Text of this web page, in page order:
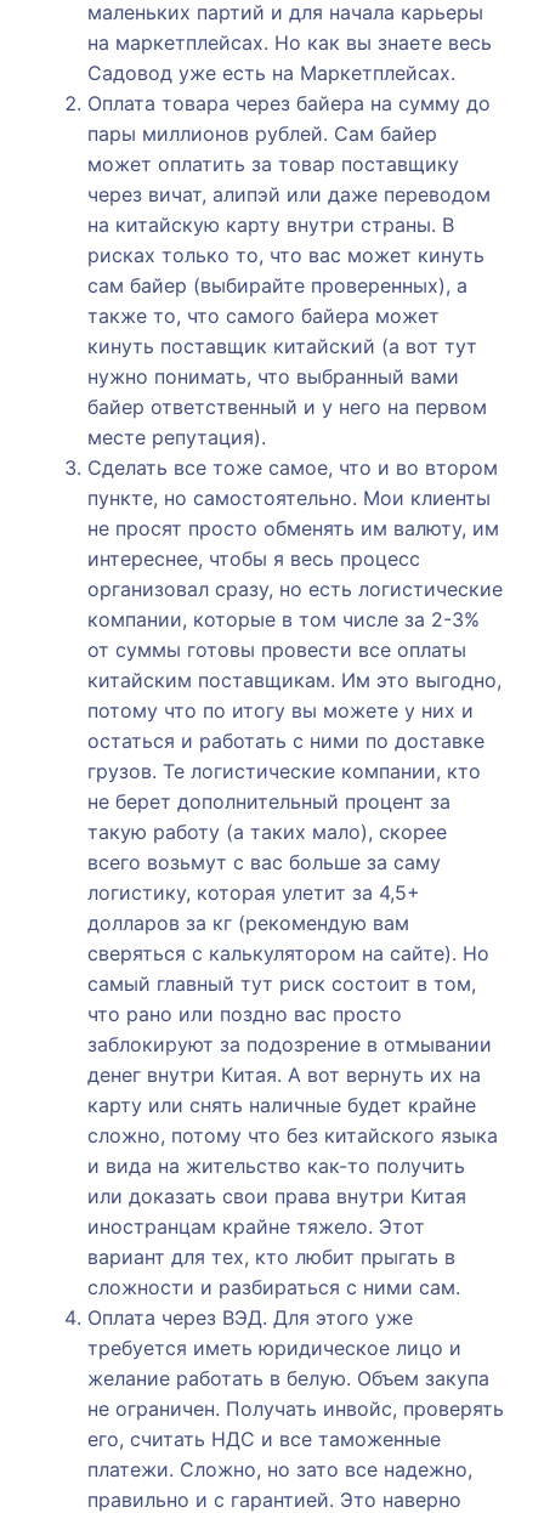
маленьких партий и для начала карьеры
на маркетплейсах. Но как вы знаете весь
Садовод уже есть на Маркетплейсах.
Оплата товара через байера на сумму до
пары миллионов рублей. Сам байер
может оплатить за товар поставщику
через вичат, алипэй или даже переводом
на китайскую карту внутри страны. В
рисках только то, что вас может кинуть
сам байер (выбирайте проверенных), а
также то, что самого байера может
кинуть поставщик китайский (а вот тут
нужно понимать, что выбранный вами
байер ответственный и у него на первом
месте репутация).
Сделать все тоже самое, что и во втором
пункте, но самостоятельно. Мои клиенты
не просят просто обменять им валюту, им
интереснее, чтобы я весь процесс
организовал сразу, но есть логистические
компании, которые в том числе за 2-3%
от суммы готовы провести все оплаты
китайским поставщикам. Им это выгодно,
потому что по итогу вы можете у них и
остаться и работать с ними по доставке
грузов. Те логистические компании, кто
не берет дополнительный процент за
такую работу (а таких мало), скорее
всего возьмут с вас больше за саму
логистику, которая улетит за 4,5+
долларов за кг (рекомендую вам
сверяться с калькулятором на сайте). Но
самый главный тут риск состоит в том,
что рано или поздно вас просто
заблокируют за подозрение в отмывании
денег внутри Китая. А вот вернуть их на
карту или снять наличные будет крайне
сложно, потому что без китайского языка
и вида на жительство как-то получить
или доказать свои права внутри Китая
иностранцам крайне тяжело. Этот
вариант для тех, кто любит прыгать в
сложности и разбираться с ними сам.
Оплата через ВЭД. Для этого уже
требуется иметь юридическое лицо и
желание работать в белую. Объем закупа
не ограничен. Получать инвойс, проверять
его, считать НДС и все таможенные
платежи. Сложно, но зато все надежно,
правильно и с гарантией. Это наверно